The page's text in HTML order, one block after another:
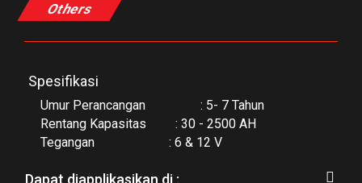
Others
Spesifikasi
Umur Perancangan : 5- 7 Tahun
Rentang Kapasitas : 30 - 2500 AH
Tegangan : 6 & 12 V